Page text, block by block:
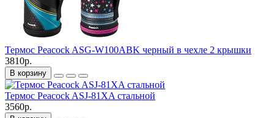
Термос Peacock ASG-W100ABK черный в чехле 2 крышки
3810р.
В корзину
Термос Peacock ASJ-81XA стальной
3560р.